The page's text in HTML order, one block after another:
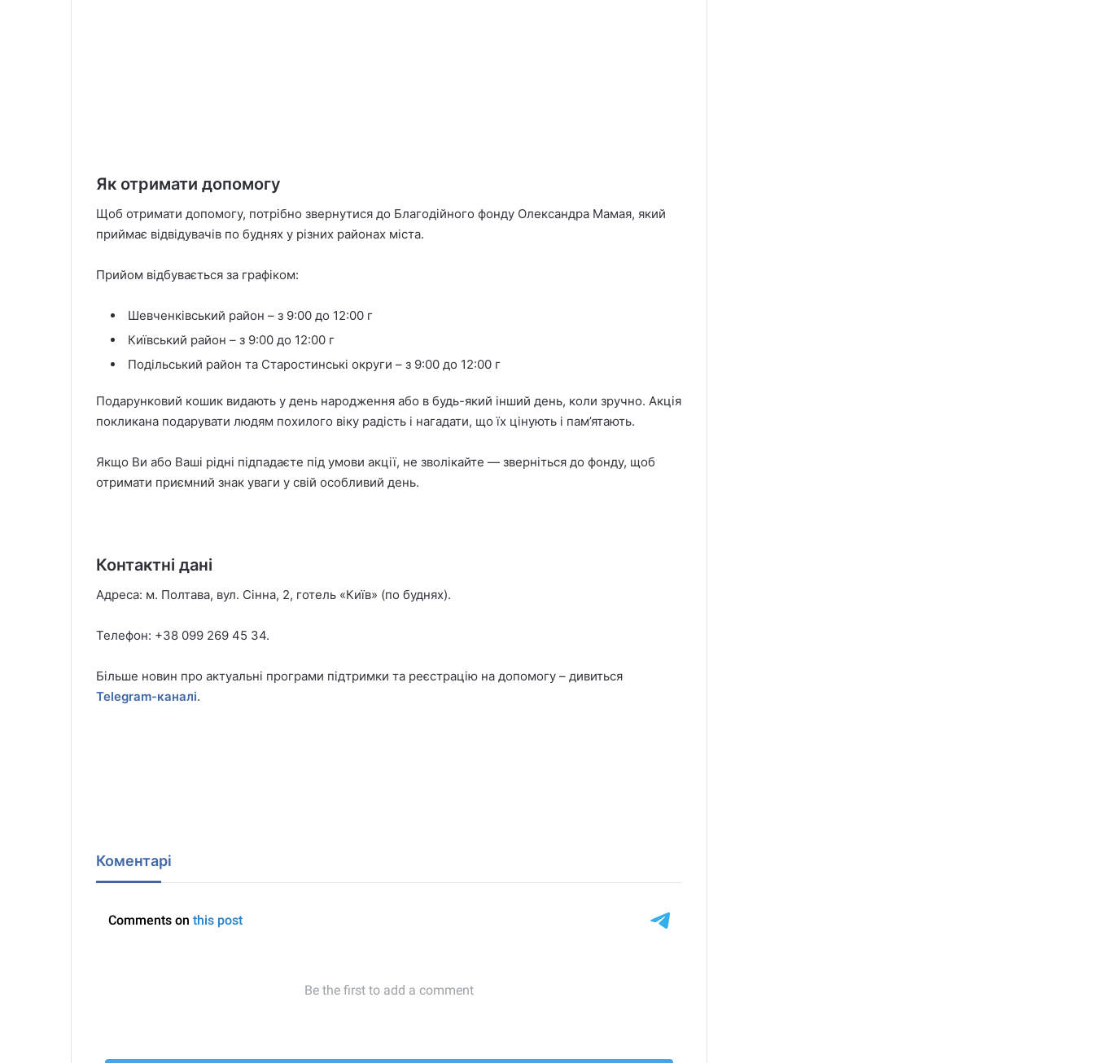
Як отримати допомогу
Щоб отримати допомогу, потрібно звернутися до Благодійного фонду Олександра Мамая, який
приймає відвідувачів по буднях у різних районах міста.
Прийом відбувається за графіком:
Шевченківський район – з 9:00 до 12:00 г
Київський район – з 9:00 до 12:00 г
Подільський район та Старостинські округи – з 9:00 до 12:00 г
Подарунковий кошик видають у день народження або в будь-який інший день, коли зручно. Акція
покликана подарувати людям похилого віку радість і нагадати, що їх цінують і пам’ятають.
Якщо Ви або Ваші рідні підпадаєте під умови акції, не зволікайте — зверніться до фонду, щоб
отримати приємний знак уваги у свій особливий день.
Контактні дані
Адреса: м. Полтава, вул. Сінна, 2, готель «Київ» (по буднях).
Телефон: +38 099 269 45 34.
Більше новин про актуальні програми підтримки та реєстрацію на допомогу – дивиться
Telegram-каналі.
Коментарі